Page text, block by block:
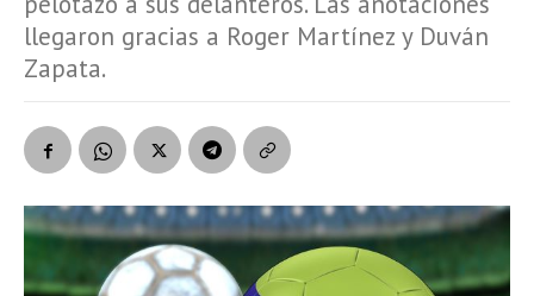
llegaron gracias a Roger Martínez y Duván
Zapata.